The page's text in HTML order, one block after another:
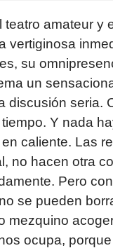
amateur y
vertiginosa
su
un
discusión seria.
Y nada
caliente. Las
no hacen otra
Pero
se pueden
mezquino
ocupa,